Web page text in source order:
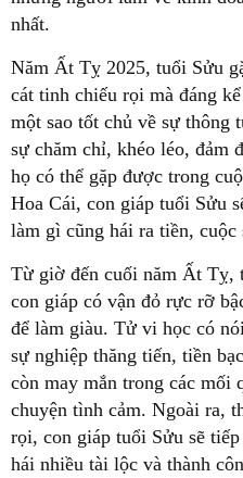
nhất.
Năm Ất Tỵ 2025, tuổi Sửu
cát tinh chiếu rọi mà đáng
một sao tốt chủ về sự thông
sự chăm chỉ, khéo léo, đảm
họ có thể gặp được trong
Hoa Cái, con giáp tuổi Sửu
làm gì cũng hái ra tiền,
Từ giờ đến cuối năm Ất Tỵ,
con giáp có vận đỏ rực rỡ
để làm giàu. Tử vi học có
sự nghiệp thăng tiến, tiền
còn may mắn trong các mối
chuyện tình cảm. Ngoài ra,
rọi, con giáp tuổi Sửu sẽ
hái nhiều tài lộc và thành